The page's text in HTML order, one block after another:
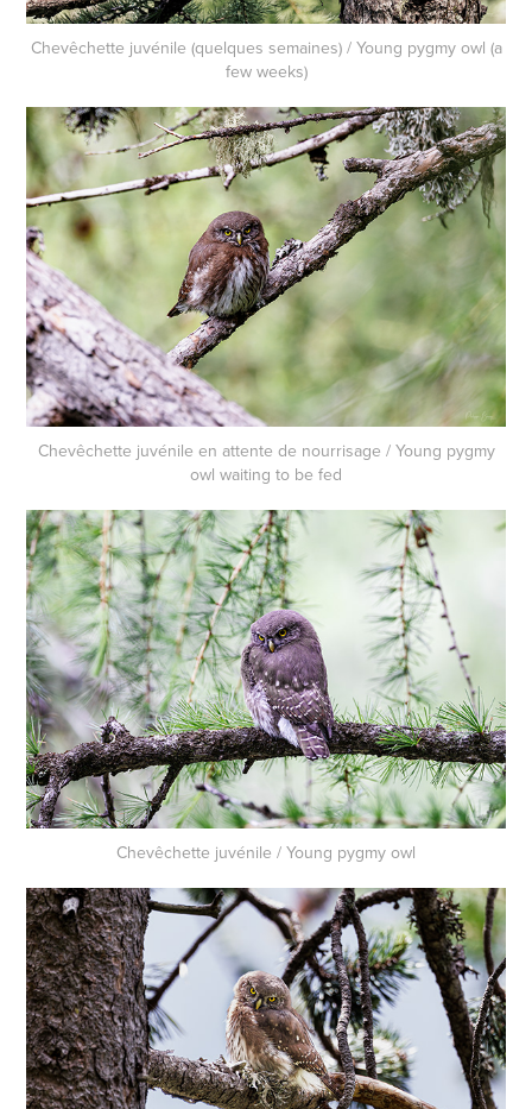
Chevêchette juvénile (quelques semaines) / Young pygmy owl (a
few weeks)
Chevêchette juvénile en attente de nourrisage / Young pygmy
owl waiting to be fed
Chevêchette juvénile / Young pygmy owl